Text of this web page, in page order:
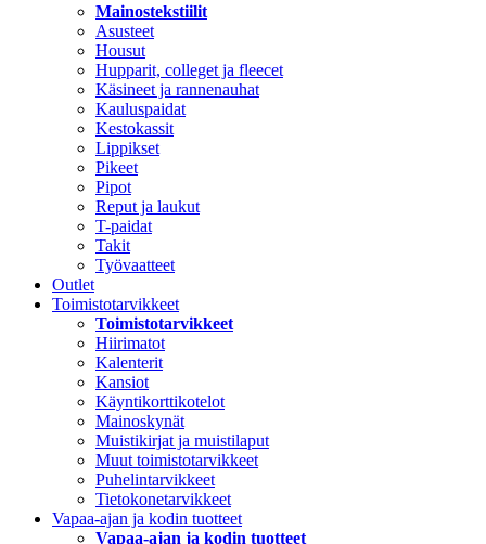
Mainostekstiilit
Asusteet
Housut
Hupparit, colleget ja fleecet
Käsineet ja rannenauhat
Kauluspaidat
Kestokassit
Lippikset
Pikeet
Pipot
Reput ja laukut
T-paidat
Takit
Työvaatteet
Outlet
Toimistotarvikkeet
Toimistotarvikkeet
Hiirimatot
Kalenterit
Kansiot
Käyntikorttikotelot
Mainoskynät
Muistikirjat ja muistilaput
Muut toimistotarvikkeet
Puhelintarvikkeet
Tietokonetarvikkeet
Vapaa-ajan ja kodin tuotteet
Vapaa-ajan ja kodin tuotteet